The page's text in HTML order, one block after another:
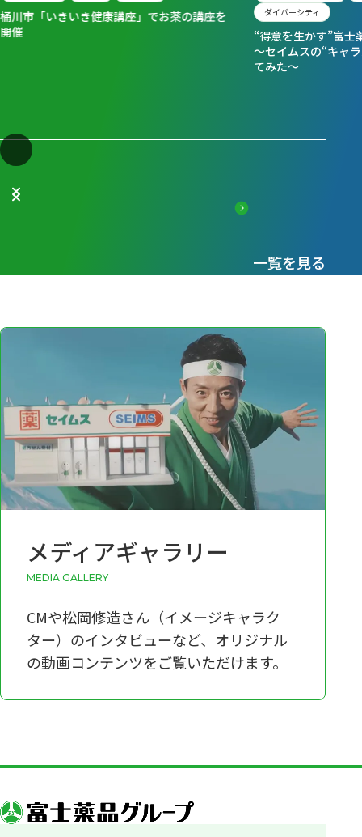
桶川市「いきいき健康講座」でお薬の講座を
開催
ダイバーシティ
“得意を生かす”富士
～セイムスの“キャ
てみた～
一覧を見る
メディアギャラリー
media gallery
CMや松岡修造さん（イメージキャラク
ター）のインタビューなど、オリジナル
の動画コンテンツをご覧いただけます。